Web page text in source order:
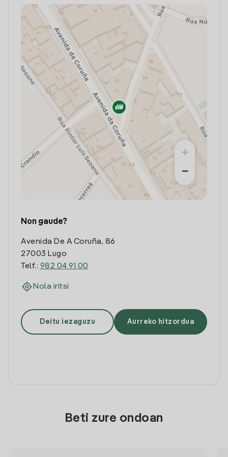
+
−
Non gaude?
Avenida De A Coruña, 86
27003 Lugo
Telf.: 982 04 91 00
Nola iritsi
Deitu iezaguzu Aurreko hitzordua
Beti zure ondoan